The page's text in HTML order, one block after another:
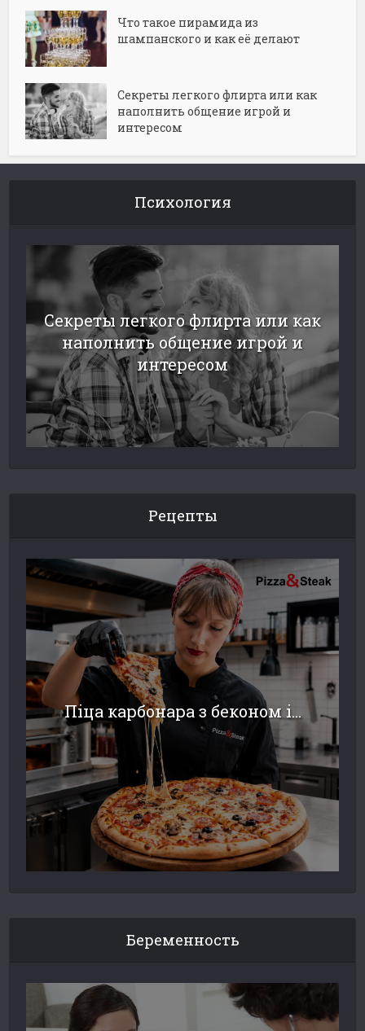
Что такое пирамида из
шампанского и как её делают
Секреты легкого флирта или как
наполнить общение игрой и
интересом
Психология
Секреты легкого флирта или как
наполнить общение игрой и
интересом
Рецепты
Піца карбонара з беконом і...
Беременность